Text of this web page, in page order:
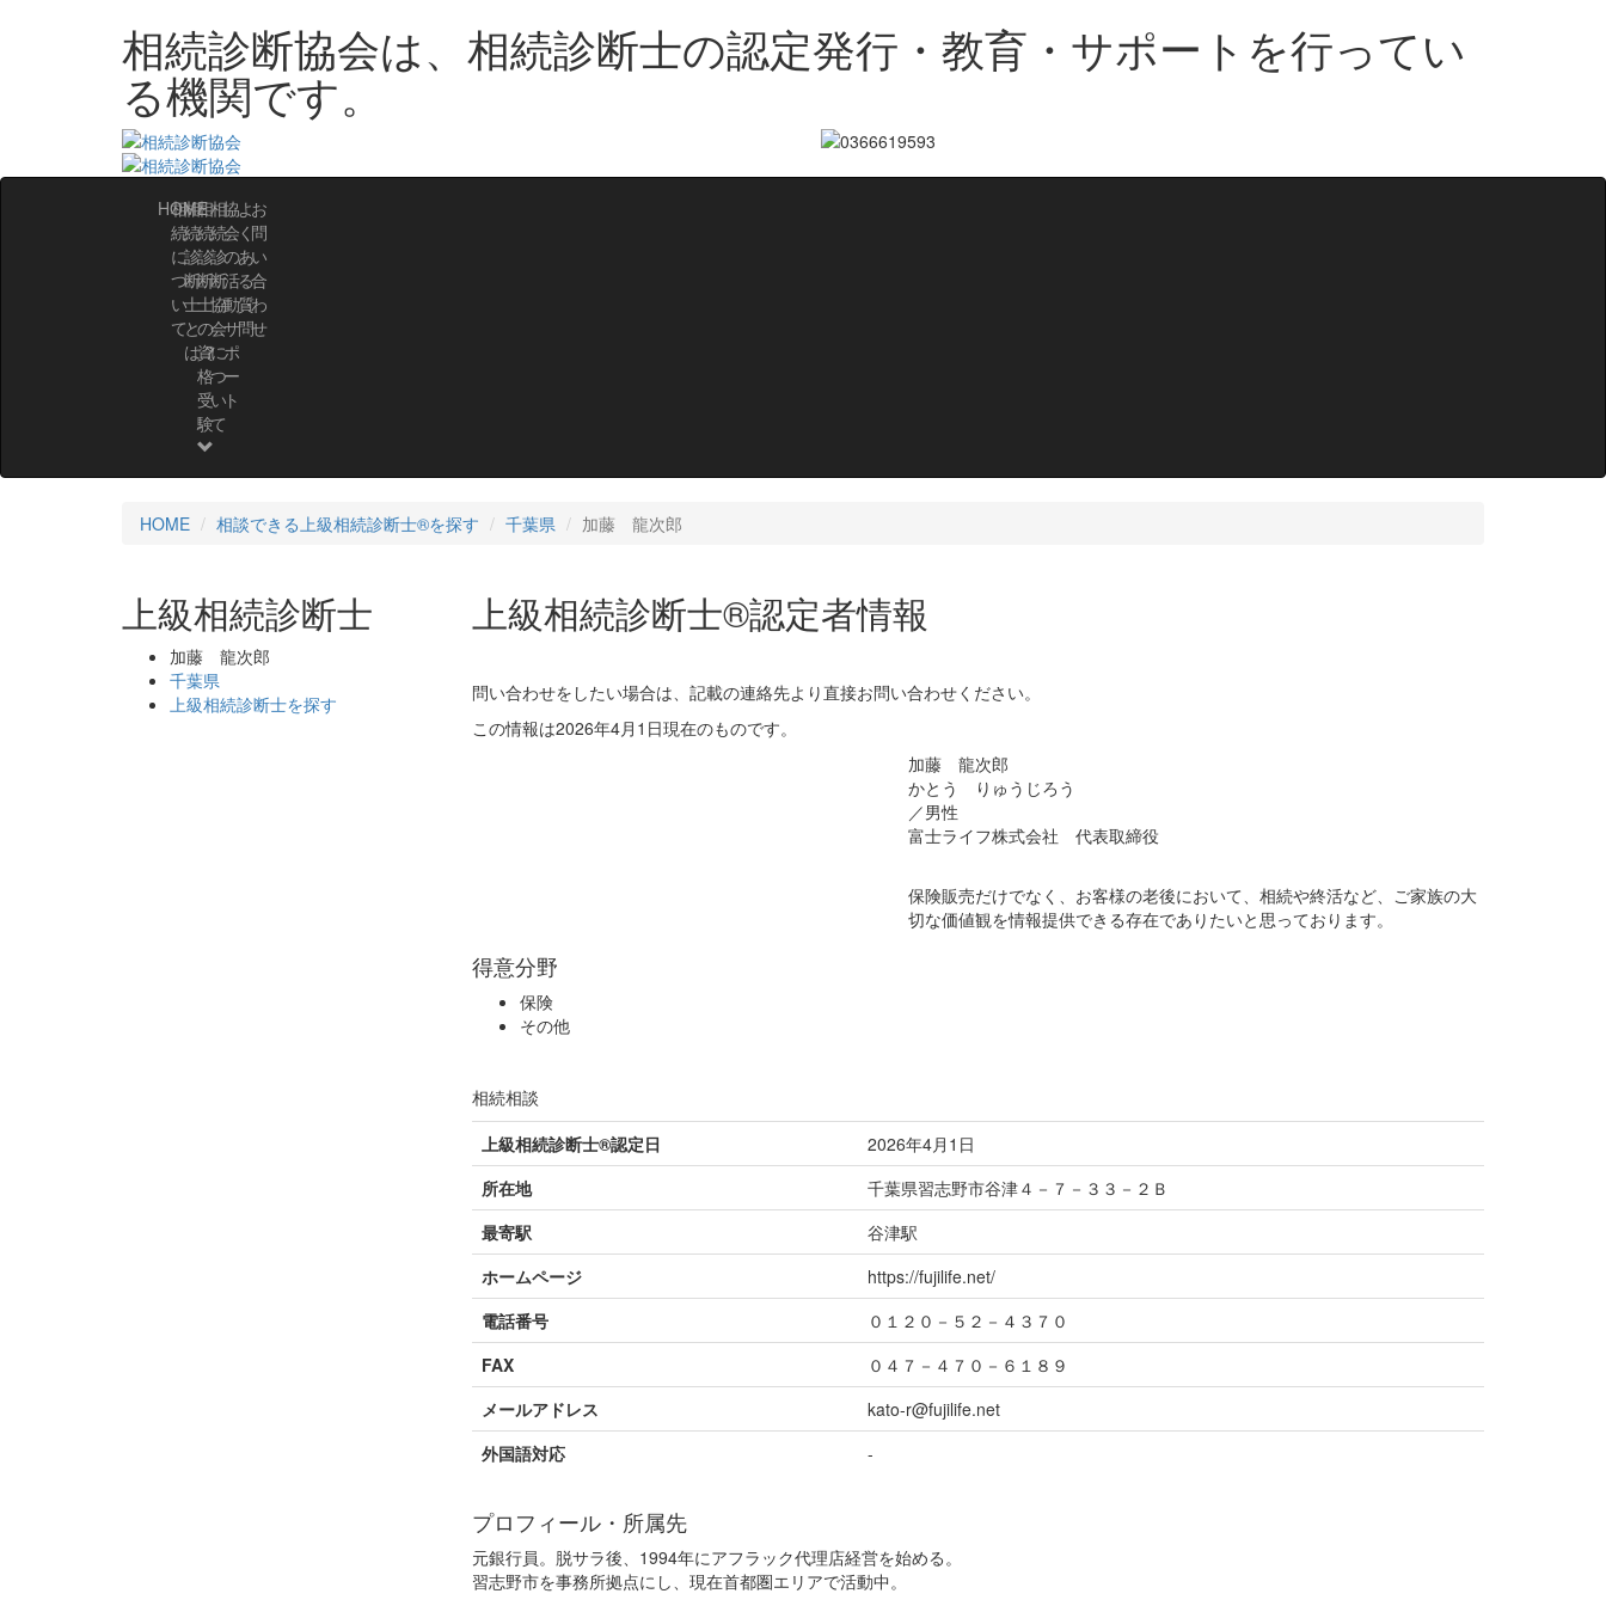
相続診断協会は、相続診断士の認定発行・教育・サポートを行ってい
る機関です。
HOME
相
続
に
つ
い
て
相
続
診
断
士
と
は？
相
続
診
断
士
の
資
格
受
験
相
続
診
断
協
会
に
つ
い
て
協
会
の
活
動・
サ
ポ
ー
ト
よ
く
あ
る
質
問
お
問
い
合
わ
せ
HOME 相談できる上級相続診断士®を探す 千葉県 加藤 龍次郎
上級相続診断士®認定者情報
問い合わせをしたい場合は、記載の連絡先より直接お問い合わせください。
この情報は2026年4月1日現在のものです。
加藤 龍次郎
かとう りゅうじろう
／男性
富士ライフ株式会社 代表取締役
保険販売だけでなく、お客様の老後において、相続や終活など、ご家族の大
切な価値観を情報提供できる存在でありたいと思っております。
得意分野
保険
その他
相続相談
上級相続診断士®認定日
2026年4月1日
所在地
千葉県習志野市谷津４－７－３３－２Ｂ
最寄駅
谷津駅
ホームページ
https://fujilife.net/
電話番号
０１２０－５２－４３７０
FAX
０４７－４７０－６１８９
メールアドレス
kato-r@fujilife.net
外国語対応
-
プロフィール・所属先
元銀行員。脱サラ後、1994年にアフラック代理店経営を始める。
習志野市を事務所拠点にし、現在首都圏エリアで活動中。
上級相続診断士
加藤 龍次郎
千葉県
上級相続診断士を探す